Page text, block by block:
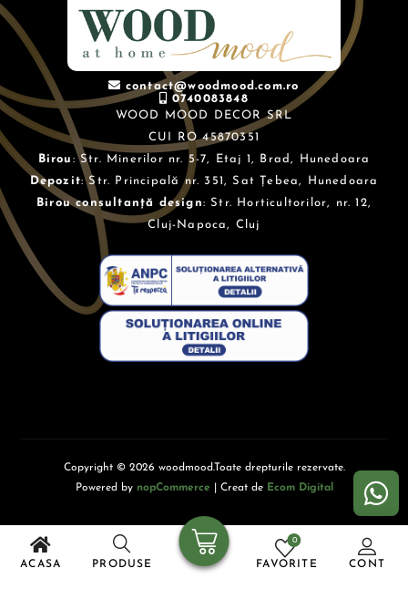
ACASA PRODUSE CONT
FAVORITE
0
contact@woodmood.com.ro
0740083848
WOOD MOOD DECOR SRL
CUI RO 45870351
Birou : Str. Minerilor nr. 5-7, Etaj 1, Brad, Hunedoara
Depozit: Str. Principală nr. 351, Sat Țebea, Hunedoara
Birou consultanță design: Str. Horticultorilor, nr. 12,
Cluj-Napoca, Cluj
Copyright © 2026 woodmood.Toate drepturile rezervate.
Powered by nopCommerce | Creat de Ecom Digital